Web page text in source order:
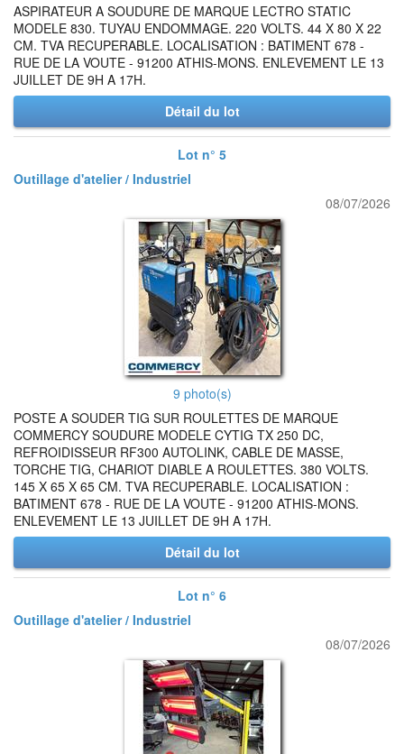
ASPIRATEUR A SOUDURE DE MARQUE LECTRO STATIC
MODELE 830. TUYAU ENDOMMAGE. 220 VOLTS. 44 X 80 X 22
CM. TVA RECUPERABLE. LOCALISATION : BATIMENT 678 -
RUE DE LA VOUTE - 91200 ATHIS-MONS. ENLEVEMENT LE 13
JUILLET DE 9H A 17H.
Détail du lot
Lot n° 5
Outillage d'atelier / Industriel
08/07/2026
9 photo(s)
POSTE A SOUDER TIG SUR ROULETTES DE MARQUE
COMMERCY SOUDURE MODELE CYTIG TX 250 DC,
REFROIDISSEUR RF300 AUTOLINK, CABLE DE MASSE,
TORCHE TIG, CHARIOT DIABLE A ROULETTES. 380 VOLTS.
145 X 65 X 65 CM. TVA RECUPERABLE. LOCALISATION :
BATIMENT 678 - RUE DE LA VOUTE - 91200 ATHIS-MONS.
ENLEVEMENT LE 13 JUILLET DE 9H A 17H.
Détail du lot
Lot n° 6
Outillage d'atelier / Industriel
08/07/2026